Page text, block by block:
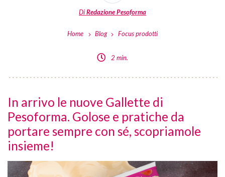
DiRedazione Pesoforma
Home Blog Focus prodotti
2 min.
In arrivo le nuove Gallette di
Pesoforma. Golose e pratiche da
portare sempre con sé, scopriamole
insieme!